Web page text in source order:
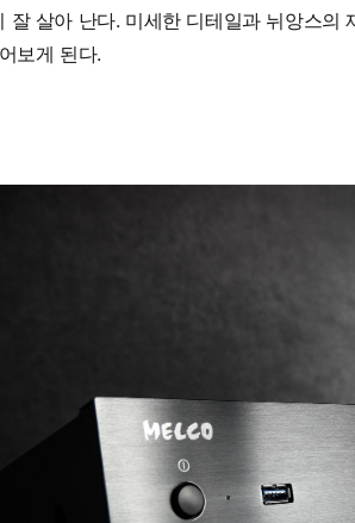
잘 살아 난다. 미세한 디테일과 뉘앙스
보게 된다.